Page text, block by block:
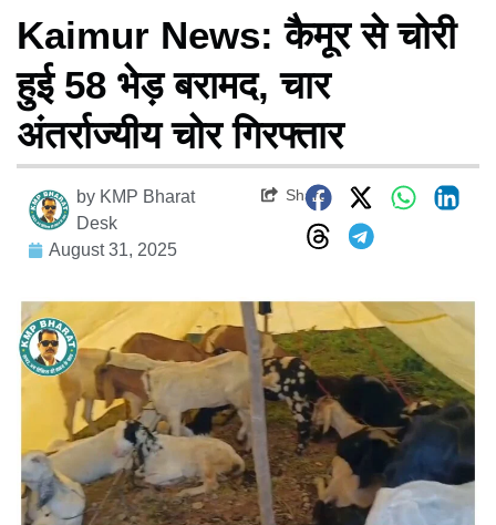
Kaimur News: कैमूर से चोरी
हुई 58 भेड़ बरामद, चार
अंतर्राज्यीय चोर गिरफ्तार
by KMP Bharat
Desk
August 31, 2025
Share